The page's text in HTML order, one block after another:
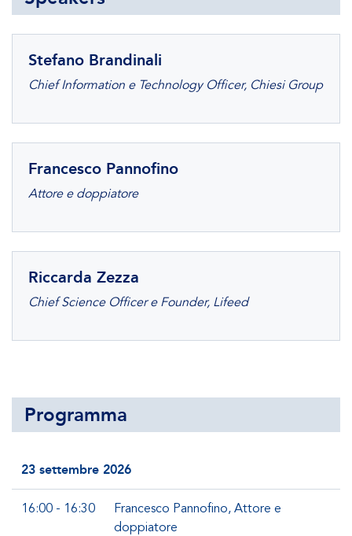
Stefano Brandinali
Chief Information e Technology Officer, Chiesi Group
Francesco Pannofino
Attore e doppiatore
Riccarda Zezza
Chief Science Officer e Founder, Lifeed
Programma
23 settembre 2026
16:00 - 16:30
Francesco Pannofino, Attore e
doppiatore